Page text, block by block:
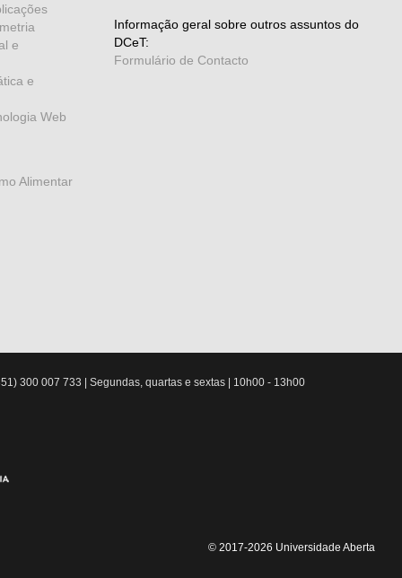
e
e
Web
Alimentar
Informação geral sobre outros assuntos do
DCeT:
Formulário de Contacto
300 007 733 | Segundas, quartas e sextas | 10h00 - 13h00
© 2017-2026 Universidade Aberta